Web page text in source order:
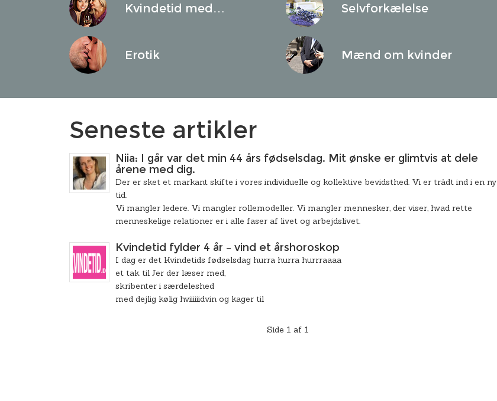
Kvindetid med… Selvforkælelse
Erotik Mænd om kvinder
Seneste artikler
Niia: I går var det min 44 års fødselsdag. Mit ønske er glimtvis at dele
årene med dig.
Der er sket et markant skifte i vores individuelle og kollektive bevidsthed. Vi er trådt ind i en ny
tid.
Vi mangler ledere. Vi mangler rollemodeller. Vi mangler mennesker, der viser, hvad rette
menneskelige relationer er i alle faser af livet og arbejdslivet.
Kvindetid fylder 4 år – vind et årshoroskop
I dag er det Kvindetids fødselsdag hurra hurra hurrraaaa
et tak til Jer der læser med,
skribenter i særdeleshed
med dejlig kølig hviiiiiidvin og kager til
Side 1 af 1